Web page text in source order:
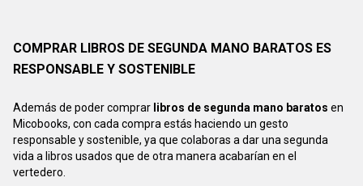
COMPRAR LIBROS DE SEGUNDA MANO BARATOS ES
RESPONSABLE Y SOSTENIBLE
Además de poder comprar libros de segunda mano baratos en
Micobooks, con cada compra estás haciendo un gesto
responsable y sostenible, ya que colaboras a dar una segunda
vida a libros usados que de otra manera acabarían en el
vertedero.